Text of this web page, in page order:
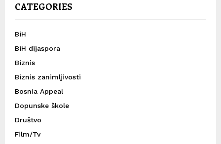
CATEGORIES
BiH
BiH dijaspora
Biznis
Biznis zanimljivosti
Bosnia Appeal
Dopunske škole
Društvo
Film/Tv